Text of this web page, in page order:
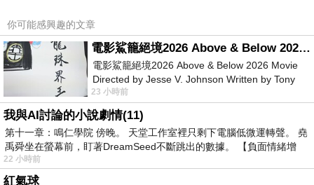
的專業知識，AI 都能化身為一對一的耐心家教。
放大善良的影響力
優化社會公益：許多醫療和警政單位正利用 AI 進行疾病早
篩，或串接科技平台來提早一步偵測可疑網域
效果。
實踐個人善意：個人也可以用 AI 來撰寫溫暖的關懷文字、
你可能感興趣的文章
電影鯊籠絕境2026 Above & Below 2026 Movie
電影鯊籠絕境2026 Above & Below 2026 Movie
Directed by Jesse V. Johnson Written by Tony
Giordano Starring Laura Maran
23 小時前
我與AI討論的小說劇情(11)
第十一章：鳴仁學院 傍晚。 天堂工作室裡只剩下電腦低微運轉聲。 堯
禹舜坐在螢幕前，盯著DreamSeed不斷跳出的數據。 【負面情緒增
22 小時前
紅氣球